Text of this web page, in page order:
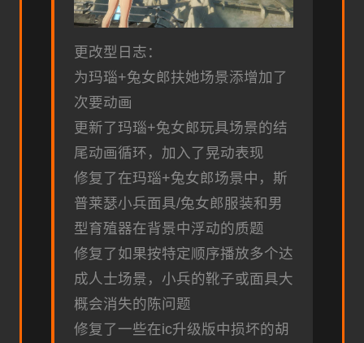
更改型日志：
为玛瑙+兔女郎扶她场景添增加了
次要动画
更新了玛瑙+兔女郎玩具场景的结
尾动画循环，加入了晃动表现
修复了在玛瑙+兔女郎场景中，斯
普莱瑟小兵面具/兔女郎服装和男
型育殖器在背景中浮动的质题
修复了如果按特定顺序播放多个达
成人士场景，小兵的靴子或面具大
概会消失的陈问题
修复了一些在ic升级版中损坏的胡